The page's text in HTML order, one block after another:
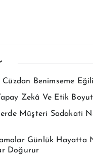
Benimseme
Zekâ Ve Etik
Müşteri Sadakati
Günlük Hayatta
Doğurur